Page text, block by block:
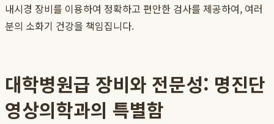
내시경 장비를 이용하여 정확하고 편안한 검사를 제공하여, 여러
분의 소화기 건강을 책임집니다.
대학병원급 장비와 전문성: 명진단
영상의학과의 특별함